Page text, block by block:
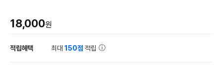
18,000원
적립혜택 최대150점 적립